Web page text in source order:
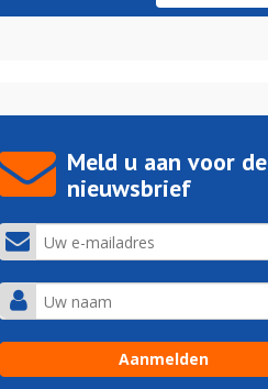
Meld u aan voor de
nieuwsbrief